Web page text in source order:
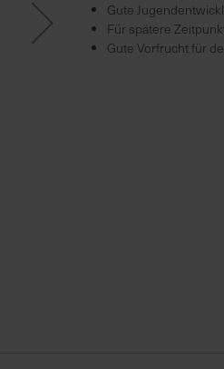
Gute
Für spätere
Gute Vorfrucht für